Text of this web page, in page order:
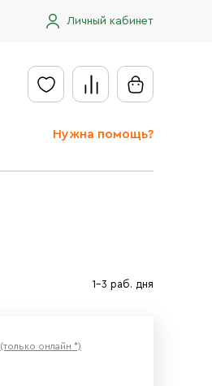
Личный кабинет
Нужна помощь?
Отправить заявку
1-3 раб. дня
(только онлайн *)